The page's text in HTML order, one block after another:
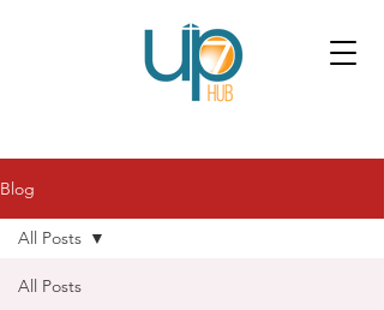
Blog
All Posts
All Posts